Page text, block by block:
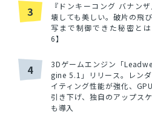
3
『ドンキーコング バナン
壊しても美しい。破片の飛
写まで制御できた秘密とは
6】
4
3Dゲームエンジン「
gine 5.1」リリース。レン
イティング性能が強化、
引き下げ、独自のアップス
も導入